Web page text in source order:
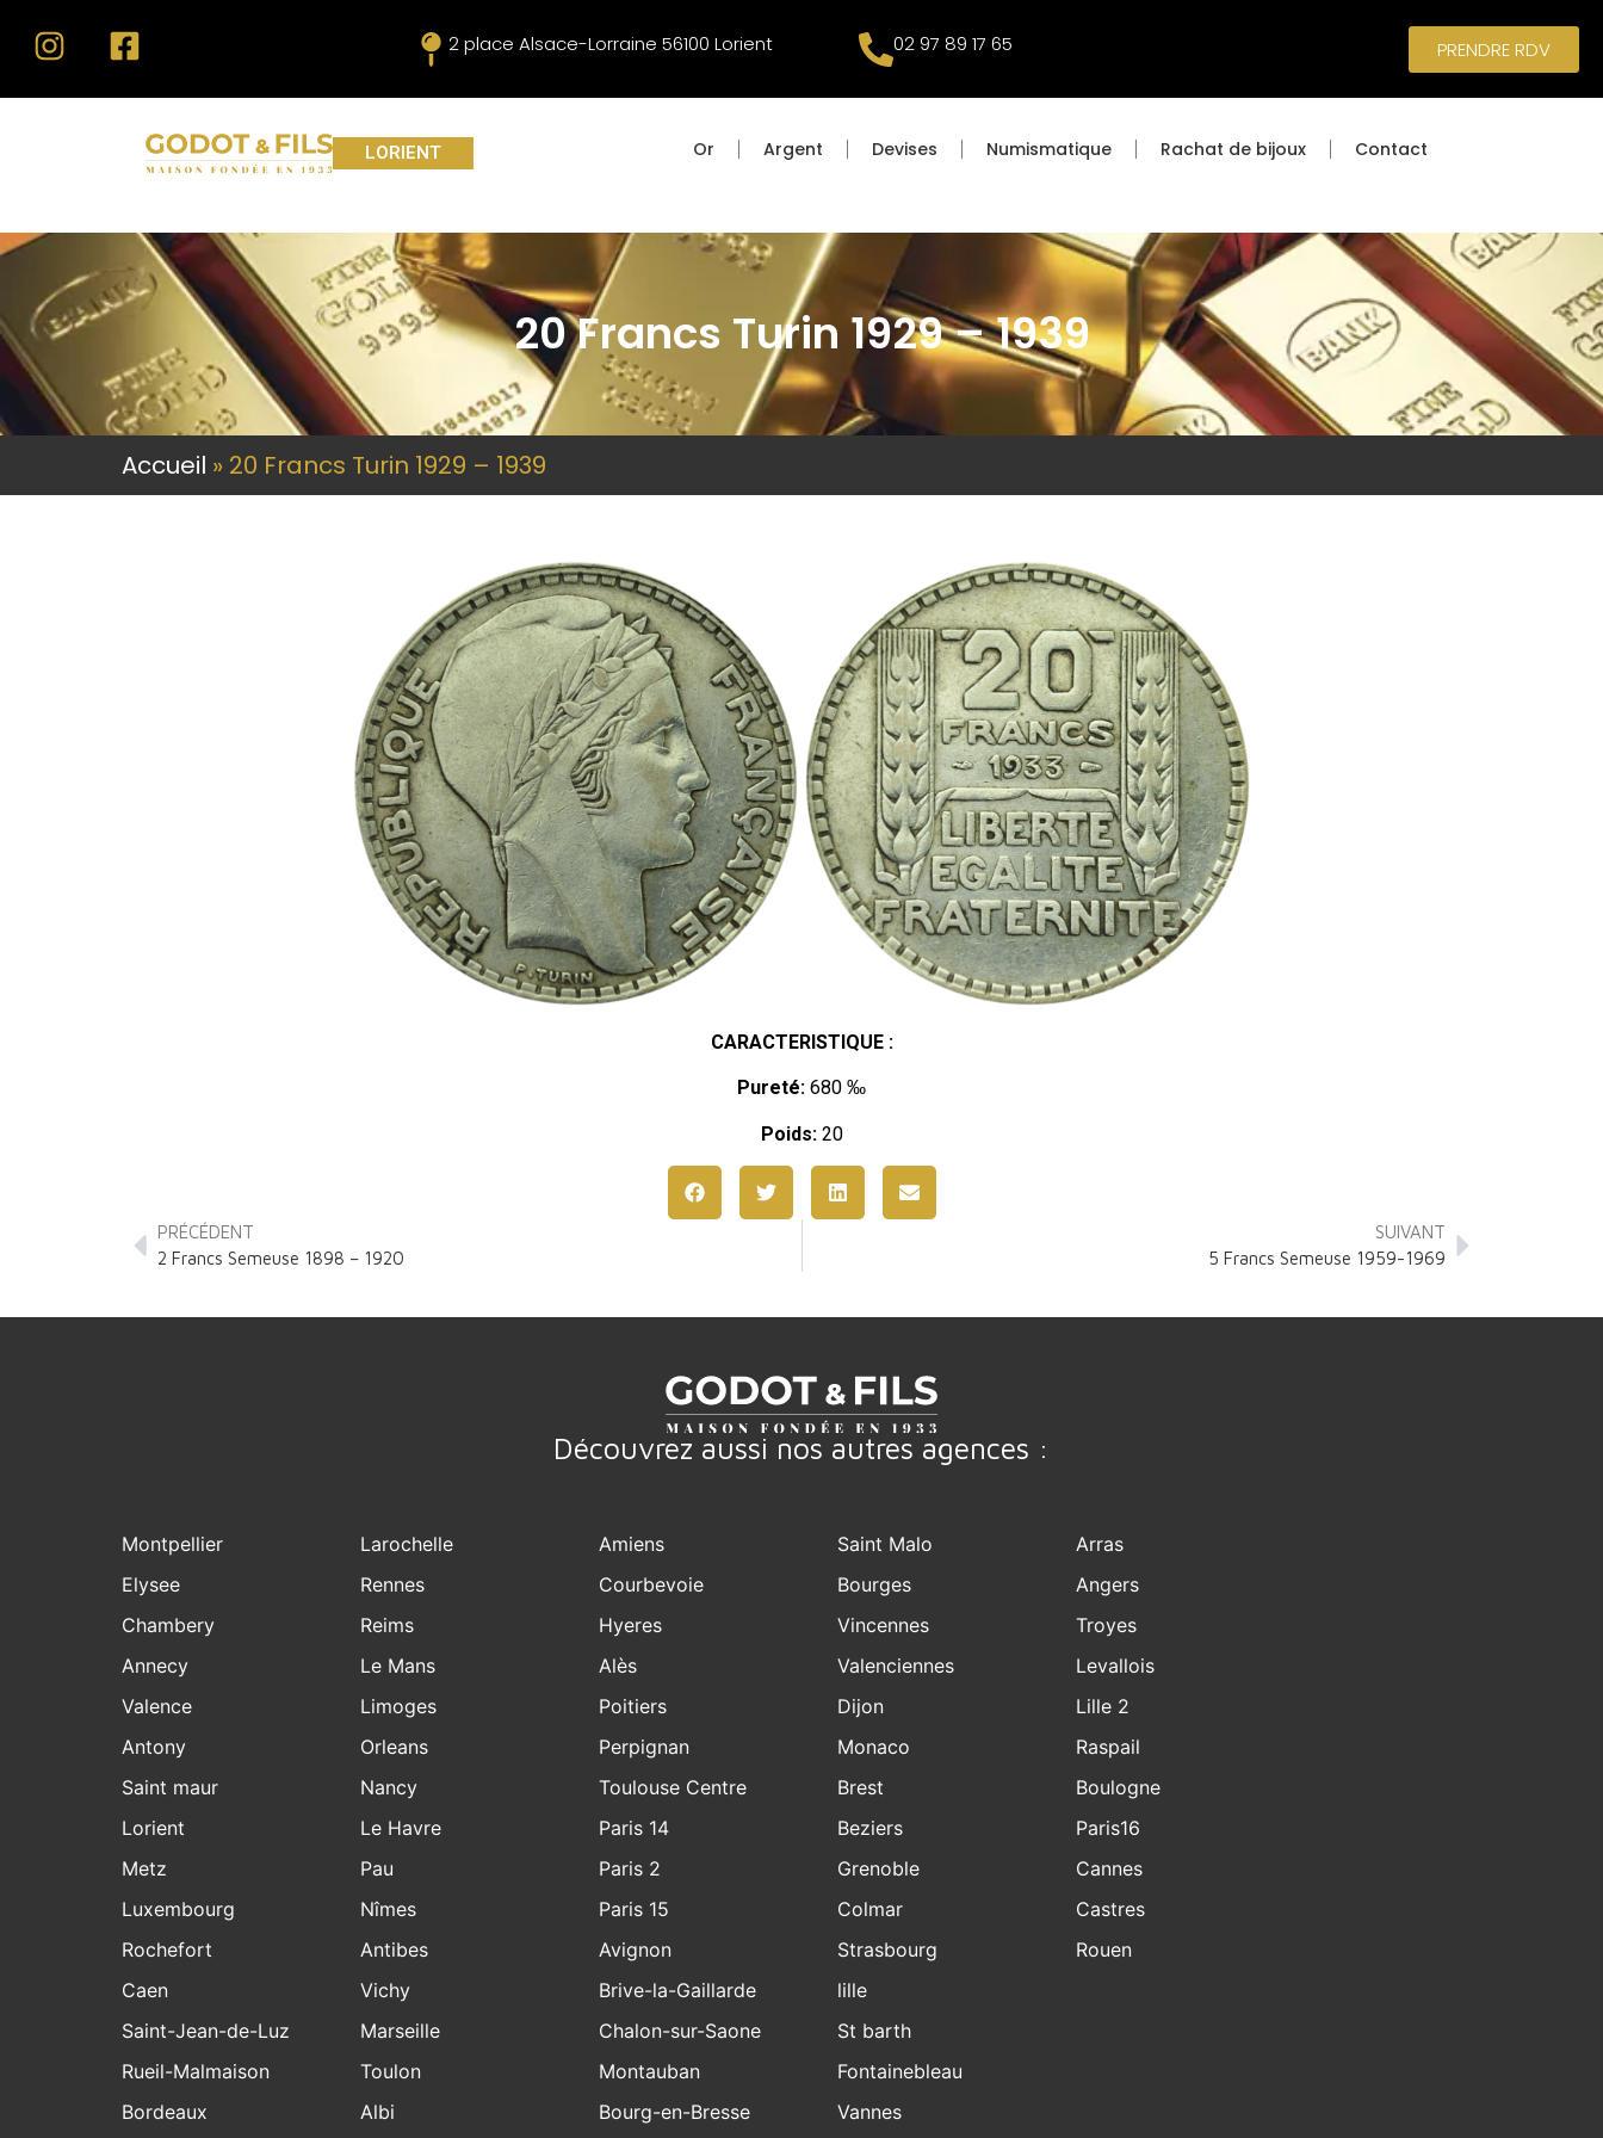
2 place Alsace-Lorraine 56100 Lorient 02 97 89 17 65 PRENDRE RDV
LORIENT Or Argent Devises Numismatique Rachat de bijoux Contact
20 Francs Turin 1929 – 1939
Accueil » 20 Francs Turin 1929 – 1939
CARACTERISTIQUE :
Pureté: 680 ‰
Poids:20
PRÉCÉDENT
2 Francs Semeuse 1898 – 1920
SUIVANT
5 Francs Semeuse 1959-1969
Découvrez aussi nos autres agences :
Montpellier
Elysee
Chambery
Annecy
Valence
Antony
Saint maur
Lorient
Metz
Luxembourg
Rochefort
Larochelle
Rennes
Reims
Le Mans
Limoges
Orleans
Nancy
Le Havre
Pau
Nîmes
Antibes
Amiens
Courbevoie
Hyeres
Alès
Poitiers
Perpignan
Toulouse Centre
Paris 14
Paris 2
Paris 15
Avignon
Saint Malo
Bourges
Vincennes
Valenciennes
Dijon
Monaco
Brest
Beziers
Grenoble
Colmar
Strasbourg
Arras
Angers
Troyes
Levallois
Lille 2
Raspail
Boulogne
Paris16
Cannes
Castres
Rouen
Caen
Saint-Jean-de-Luz
Rueil-Malmaison
Bordeaux
Vichy
Marseille
Toulon
Albi
Brive-la-Gaillarde
Chalon-sur-Saone
Montauban
Bourg-en-Bresse
lille
St barth
Fontainebleau
Vannes